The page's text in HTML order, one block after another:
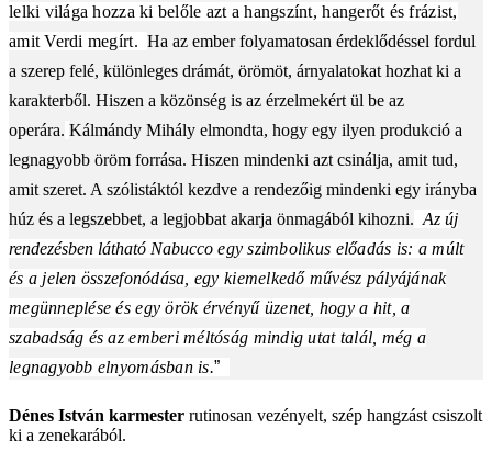
lelki világa hozza ki belőle azt a hangszínt, hangerőt és frázist,
amit Verdi megírt. Ha az ember folyamatosan érdeklődéssel fordul
a szerep felé, különleges drámát, örömöt, árnyalatokat hozhat ki a
karakterből. Hiszen a közönség is az érzelmekért ül be az
operára. Kálmándy Mihály elmondta, hogy egy ilyen produkció a
legnagyobb öröm forrása. Hiszen mindenki azt csinálja, amit tud,
amit szeret. A szólistáktól kezdve a rendezőig mindenki egy irányba
húz és a legszebbet, a legjobbat akarja önmagából kihozni. Az új
rendezésben látható Nabucco egy szimbolikus előadás is: a múlt
és a jelen összefonódása, egy kiemelkedő művész pályájának
megünneplése és egy örök érvényű üzenet, hogy a hit, a
szabadság és az emberi méltóság mindig utat talál, még a
legnagyobb elnyomásban is.”
Dénes István karmester rutinosan vezényelt, szép hangzást csiszolt
ki a zenekarából.